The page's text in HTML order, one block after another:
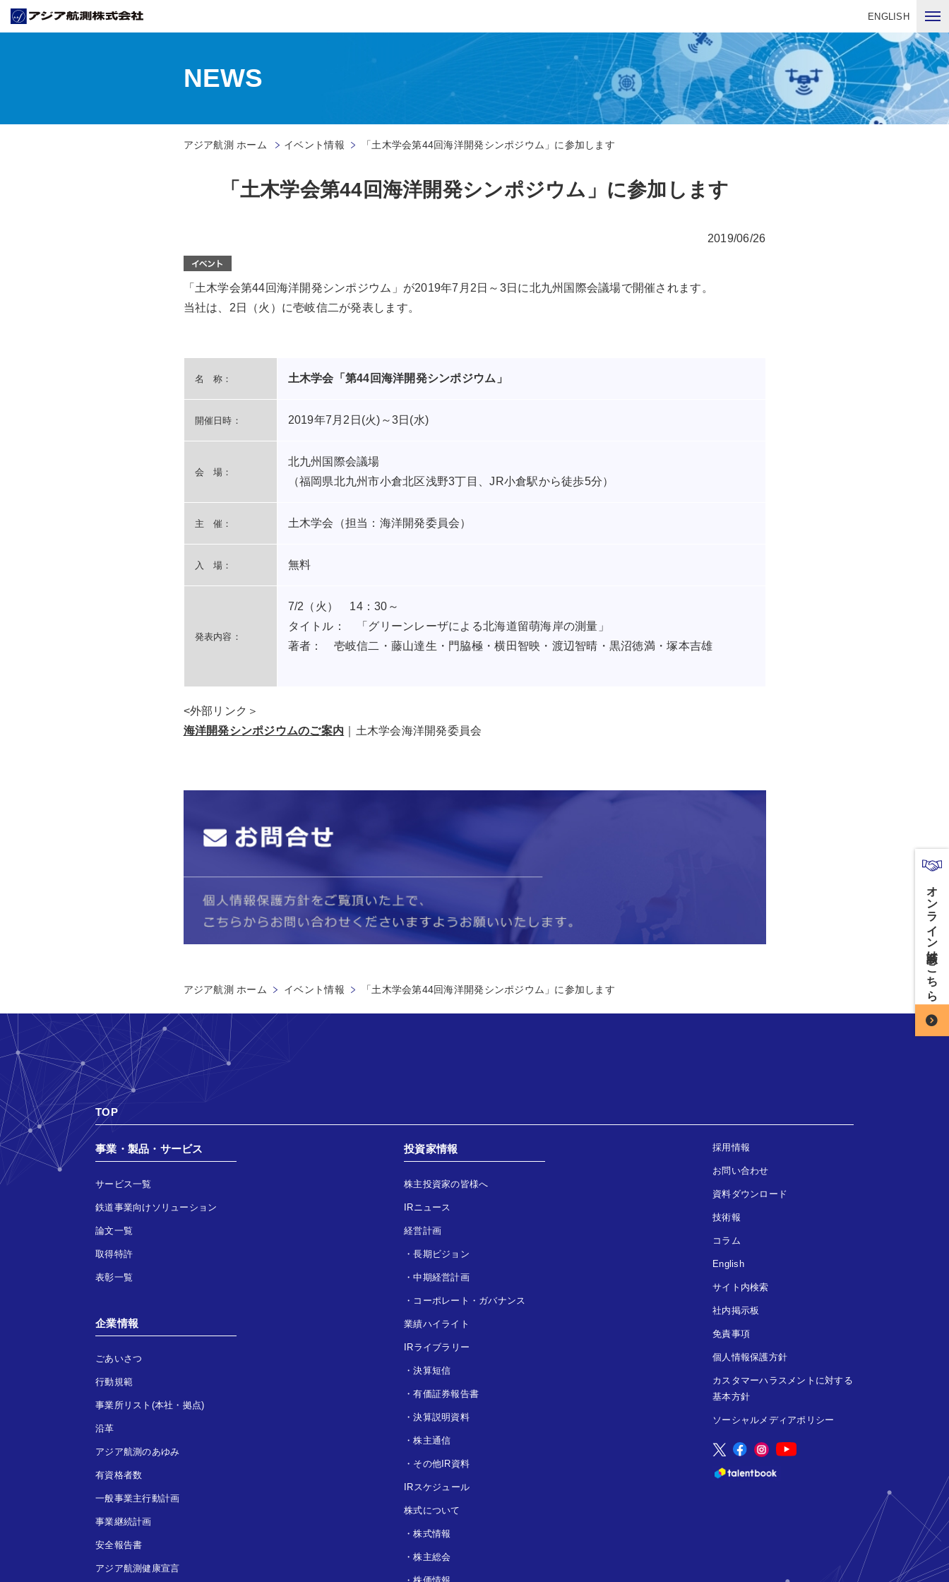
ENGLISH
NEWS
アジア航測 ホーム イベント情報 「土木学会第44回海洋開発シンポジウム」に参加します
「土木学会第44回海洋開発シンポジウム」に参加します
2019/06/26
「土木学会第44回海洋開発シンポジウム」が2019年7月2日～3日に北九州国際会議場で開催されます。
当社は、2日（火）に壱岐信二が発表します。
名 称： 土木学会「第44回海洋開発シンポジウム」
開催日時： 2019年7月2日(火)～3日(水)
会 場：
北九州国際会議場
（福岡県北九州市小倉北区浅野3丁目、JR小倉駅から徒歩5分）
主 催： 土木学会（担当：海洋開発委員会）
入 場： 無料
発表内容：
7/2（火） 14：30～
タイトル： 「グリーンレーザによる北海道留萌海岸の測量」
著者： 壱岐信二・藤山達生・門脇極・横田智映・渡辺智晴・黒沼徳満・塚本吉雄
<外部リンク＞
海洋開発シンポジウムのご案内 ｜土木学会海洋開発委員会
アジア航測 ホーム イベント情報 「土木学会第44回海洋開発シンポジウム」に参加します
TOP
事業・製品・サービス
サービス一覧
鉄道事業向けソリューション
論文一覧
取得特許
表彰一覧
企業情報
ごあいさつ
行動規範
事業所リスト(本社・拠点)
沿革
アジア航測のあゆみ
有資格者数
一般事業主行動計画
事業継続計画
安全報告書
アジア航測健康宣言
投資家情報
株主投資家の皆様へ
IRニュース
経営計画
・長期ビジョン
・中期経営計画
・ コーポレート・ガバナンス
業績ハイライト
IRライブラリー
・決算短信
・有価証券報告書
・決算説明資料
・株主通信
・ その他IR資料
IRスケジュール
株式について
・株式情報
・株主総会
採用情報
お問い合わせ
資料ダウンロード
技術報
コラム
English
サイト内検索
社内掲示板
免責事項
個人情報保護方針
カスタマーハラスメントに対する
基本方針
ソーシャルメディアポリシー
オンライン商談はこちら